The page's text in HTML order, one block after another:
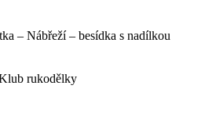
– Nábřeží – besídka s nadílkou
rukodělky